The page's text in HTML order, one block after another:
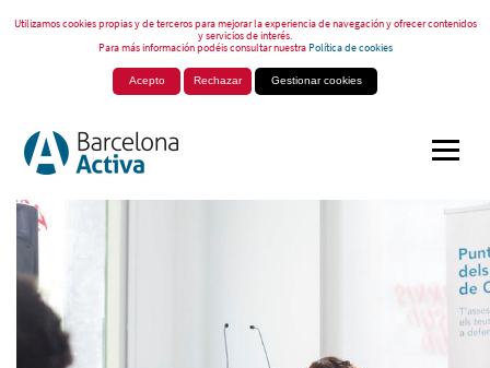
Utilizamos cookies propias y de terceros para mejorar la experiencia de navegación y ofrecer contenidos
y servicios de interés.
Para más información podéis consultar nuestraPolítica de cookies
Acepto Rechazar Gestionar cookies